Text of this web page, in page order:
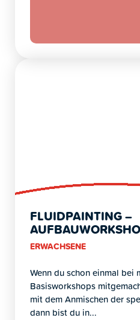
FLUIDPAINTING –
ERWACHSENE
Wenn du schon einmal bei
Basisworkshops
mit dem Anmischen der
dann bist du in...